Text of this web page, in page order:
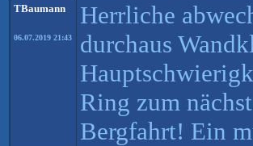
TBaumann
06.07.2019 21:43
Herrliche
durchaus
Ring zum
Bergfahrt! Ein